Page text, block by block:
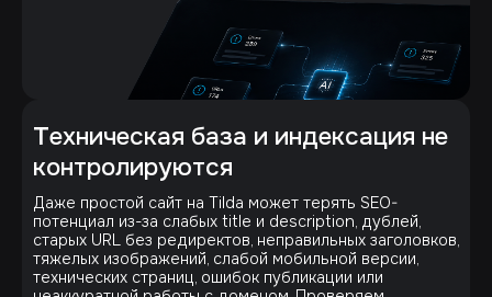
Техническая база и индексация не
контролируются
Даже простой сайт на Tilda может терять SEO-
потенциал из-за слабых title и description, дублей,
старых URL без редиректов, неправильных заголовков,
тяжелых изображений, слабой мобильной версии,
технических страниц, ошибок публикации или